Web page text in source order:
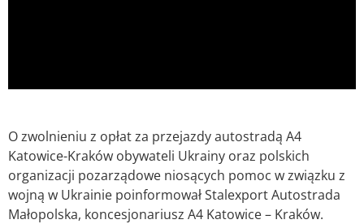
O zwolnieniu z opłat za przejazdy autostradą A4
Katowice-Kraków obywateli Ukrainy oraz polskich
organizacji pozarządowe niosących pomoc w związku z
wojną w Ukrainie poinformował Stalexport Autostrada
Małopolska, koncesjonariusz A4 Katowice – Kraków.